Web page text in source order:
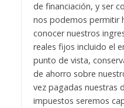
de financiación, y ser
nos podemos permitir
conocer nuestros
reales fijos incluido el
punto de vista,
de ahorro sobre
vez pagadas nuestras
impuestos seremos